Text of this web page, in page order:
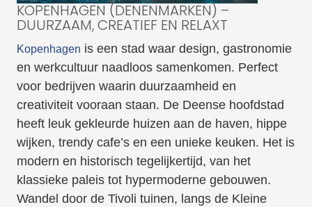
KOPENHAGEN (DENENMARKEN) –
DUURZAAM, CREATIEF EN RELAXT
Kopenhagen is een stad waar design, gastronomie
en werkcultuur naadloos samenkomen. Perfect
voor bedrijven waarin duurzaamheid en
creativiteit vooraan staan. De Deense hoofdstad
heeft leuk gekleurde huizen aan de haven, hippe
wijken, trendy cafe’s en een unieke keuken. Het is
modern en historisch tegelijkertijd, van het
klassieke paleis tot hypermoderne gebouwen.
Wandel door de Tivoli tuinen, langs de Kleine